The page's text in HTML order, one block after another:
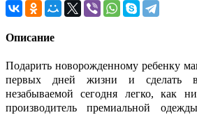
Описание
Подарить новорожденному ребенку
первых дней жизни и сделать
незабываемой сегодня легко, как
производитель премиальной